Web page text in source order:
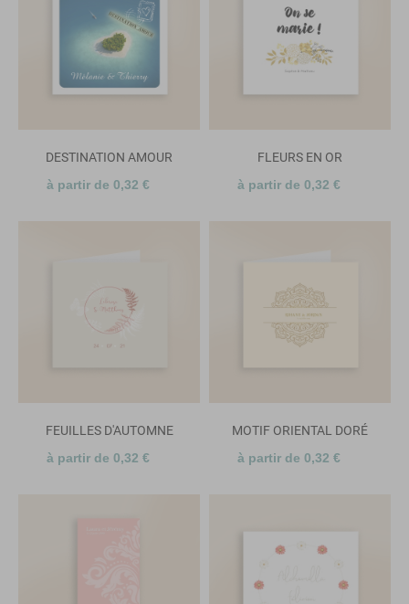
DESTINATION AMOUR
à partir de 0,32 €
FLEURS EN OR
à partir de 0,32 €
FEUILLES D'AUTOMNE
à partir de 0,32 €
MOTIF ORIENTAL DORÉ
à partir de 0,32 €